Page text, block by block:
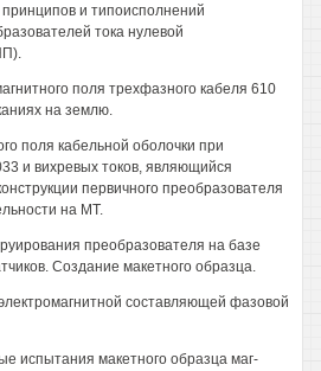
и типоисполнений
тока нулевой
поля трехфазного кабеля 610
на землю.
поля кабельной оболочки при
и вихревых токов, являющийся
первичного преобразователя
на МТ.
преобразователя на базе
Создание макетного образца.
составляющей фазовой
испытания макетного образца маг-